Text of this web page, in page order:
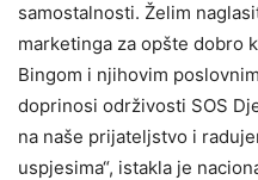
samostalnosti. Želim
marketinga za opšte dobro
Bingom i njihovim
doprinosi održivosti SOS
na naše prijateljstvo i
uspjesima“, istakla je